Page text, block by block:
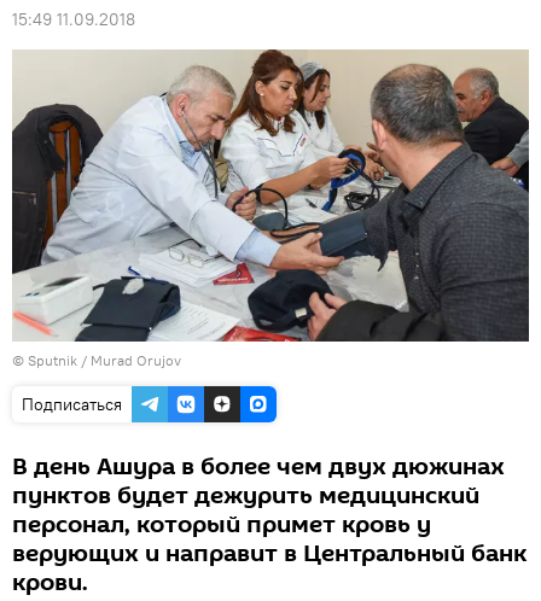
15:49 11.09.2018
© Sputnik / Murad Orujov
Подписаться
В день Ашура в более чем двух дюжинах
пунктов будет дежурить медицинский
персонал, который примет кровь у
верующих и направит в Центральный банк
крови.